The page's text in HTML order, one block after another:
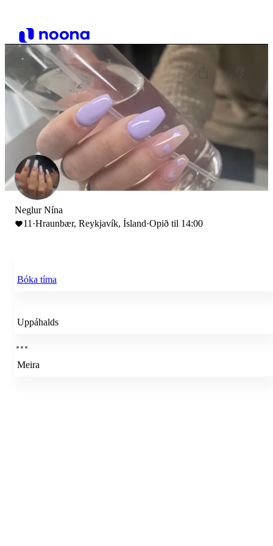
Neglur Nína
11 ·Hraunbær, Reykjavík, Ísland·Opið til 14:00
Bóka tíma
Uppáhalds
Meira